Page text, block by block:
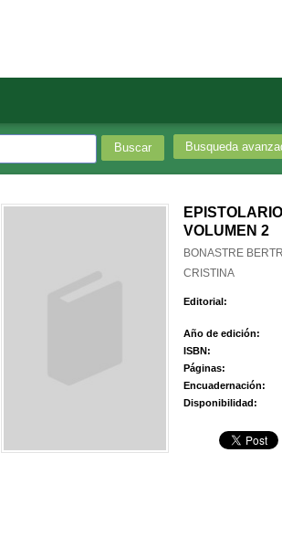
Busqueda
VOLUMEN 2
BONASTRE
CRISTINA
Editorial:
Año de edición:
ISBN:
Páginas:
Encuadernación:
Disponibilidad: